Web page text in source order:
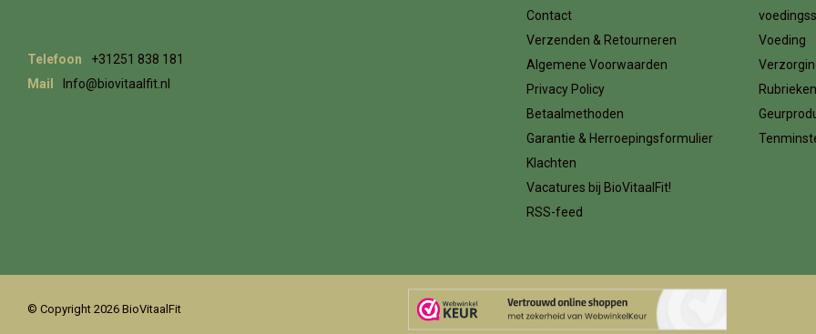
Telefoon
+31251 838 181
Mail
Info@biovitaalfit.nl
Contact
Verzenden & Retourneren
Algemene Voorwaarden
Privacy Policy
Betaalmethoden
Garantie & Herroepingsformulier
Klachten
Vacatures bij BioVitaalFit!
RSS-feed
Voeding
Rubrieken
© Copyright 2026 BioVitaalFit